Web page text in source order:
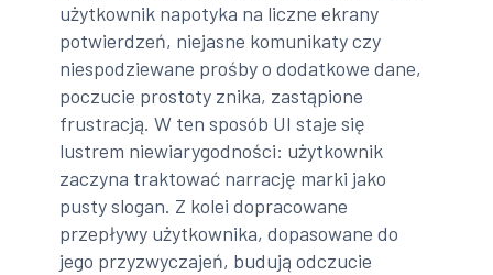
użytkownik napotyka na liczne ekrany
potwierdzeń, niejasne komunikaty czy
niespodziewane prośby o dodatkowe dane,
poczucie prostoty znika, zastąpione
frustracją. W ten sposób UI staje się
lustrem niewiarygodności: użytkownik
zaczyna traktować narrację marki jako
pusty slogan. Z kolei dopracowane
przepływy użytkownika, dopasowane do
jego przyzwyczajeń, budują odczucie